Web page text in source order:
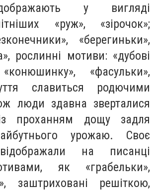
у вигляді
«руж», «зірочок»;
«берегиньки»,
рослинні мотиви: «дубові
«фасульки»,
славиться родючими
люди здавна зверталися
проханням дощу задля
урожаю. Своє
на писанці
як «грабельки»,
заштриховані решіткою,